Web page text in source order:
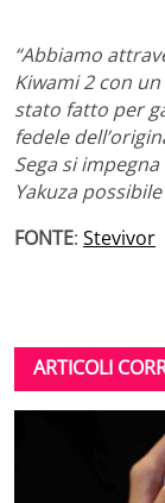
“Abbiamo
Kiwami 2 con
stato fatto per
fedele
Sega si
Yakuza
FONTE: Stevivor
ARTICOLI